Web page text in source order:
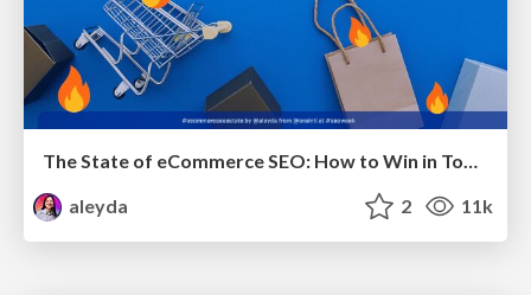
The State of eCommerce SEO: How to Win in Today's Products SERPs - #SEOweek
aleyda
2 11k